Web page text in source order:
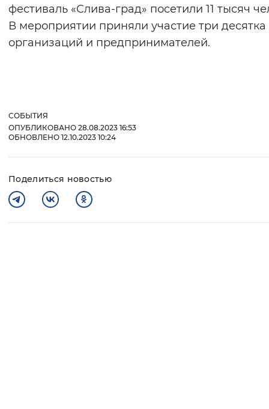
фестиваль «Слива-град» посетили 11 тысяч
В мероприятии приняли участие три десятка
организаций и предпринимателей.
СОБЫТИЯ
ОПУБЛИКОВАНО 28.08.2023 16:53
ОБНОВЛЕНО 12.10.2023 10:24
Поделиться новостью